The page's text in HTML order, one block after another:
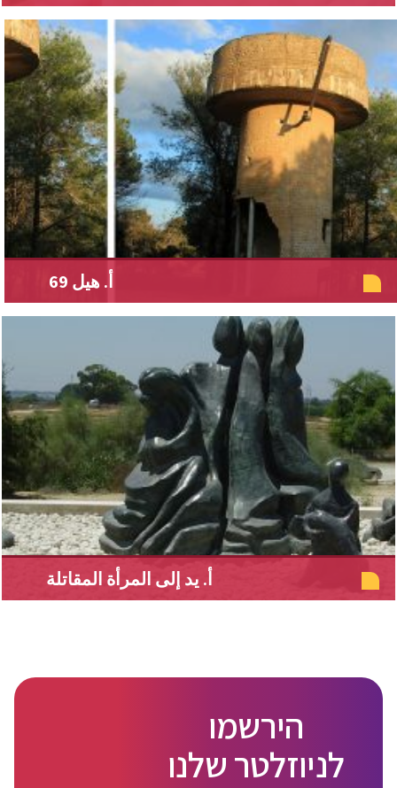
أ. هيل 69
أ. يد إلى المرأة المقاتلة
הירשמו
לניוזלטר שלנו